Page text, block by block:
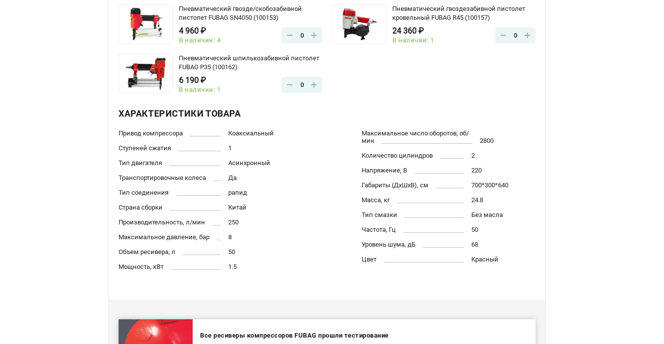
Пневматический гвозде/скобозабивной
пистолет FUBAG SN4050 (100153)
4 960 ₽
В наличии: 4
0
Пневматический гвоздезабивной пистолет
кровельный FUBAG R45 (100157)
24 360 ₽
В наличии: 1
0
Пневматический шпилькозабивной пистолет
FUBAG P35 (100162)
6 190 ₽
В наличии: 1
0
ХАРАКТЕРИСТИКИ ТОВАРА
Привод компрессора
Коаксиальный
Ступеней сжатия
1
Тип двигателя
Асинхронный
Транспортировочные колеса
Да
Тип соединения
рапид
Страна сборки
Китай
Производительность, л/мин
250
Максимальное давление, бар
8
Объем ресивера, л
50
Мощность, кВт
1.5
Максимальное число оборотов, об/
мин
2800
Количество цилиндров
2
Напряжение, В
220
Габариты (ДхШхВ), см
700*300*640
Масса, кг
24.8
Тип смазки
Без масла
Частота, Гц
50
Уровень шума, дБ
68
Цвет
Красный
Все ресиверы компрессоров FUBAG прошли тестирование